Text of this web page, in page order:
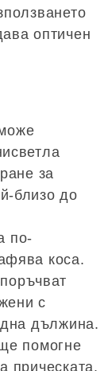
оптичен
за
близо до
по-
коса.
с
дължина.
помогне
прическата.